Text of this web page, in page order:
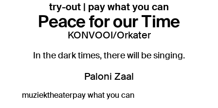
Peace for our Time
KONVOOI/Orkater
try-out | pay what you can
In the dark times, there will be singing.
Paloni Zaal
muziektheaterpay what you can